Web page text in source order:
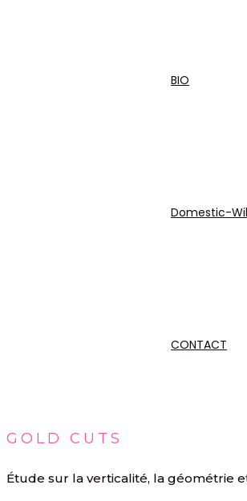
BIO
Domestic-
CONTACT
GOLD CUTS
Étude sur la verticalité, la géométrie